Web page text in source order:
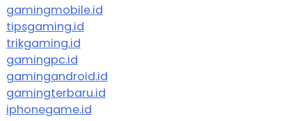
gamingmobile.id
tipsgaming.id
trikgaming.id
gamingpc.id
gamingandroid.id
gamingterbaru.id
iphonegame.id